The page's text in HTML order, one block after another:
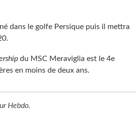
dans le golfe Persique puis il mettra
du MSC Meraviglia est le 4e
en moins de deux ans.
Hebdo.